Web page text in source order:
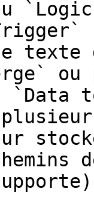
ou
`Data